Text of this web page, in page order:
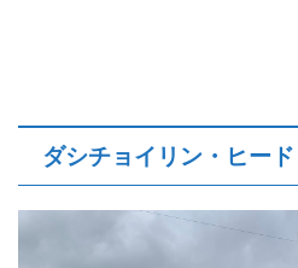
ダシチョイリン・ヒード